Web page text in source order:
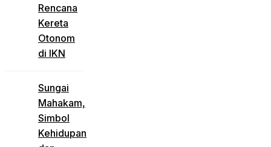
Rencana
Kereta
Otonom
di IKN
Sungai
Mahakam,
Simbol
Kehidupan